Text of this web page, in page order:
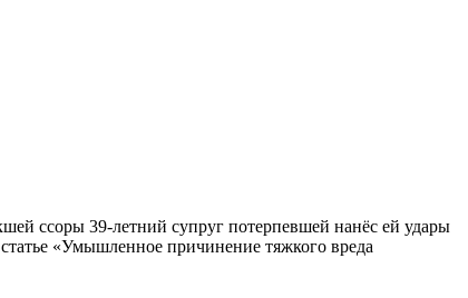
ссоры 39-летний супруг потерпевшей нанёс ей удары
«Умышленное причинение тяжкого вреда